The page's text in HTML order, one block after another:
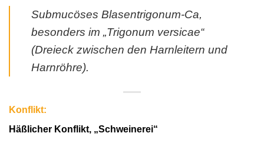
Submucöses Blasentrigonum-Ca,
besonders im „Trigonum versicae“
(Dreieck zwischen den Harnleitern und
Harnröhre).
Konflikt:
Häßlicher Konflikt, „Schweinerei“